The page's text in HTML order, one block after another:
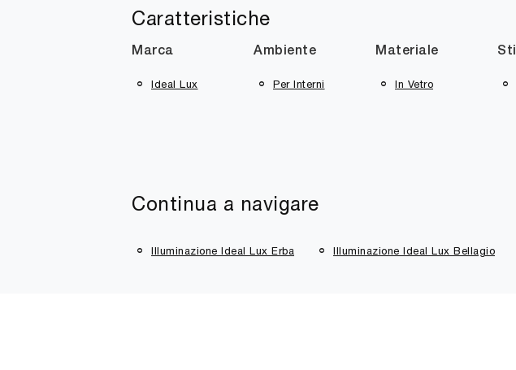
Caratteristiche
Marca
Ideal Lux
Ambiente
Per Interni
Materiale
In Vetro
Continua a navigare
Illuminazione Ideal Lux Erba Illuminazione Ideal Lux Bellagio